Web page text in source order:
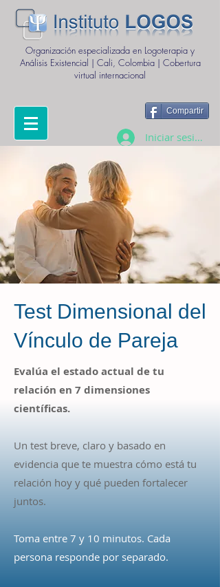
Organización especializada en Logoterapia y
Análisis Existencial | Cali, Colombia | Cobertura
virtual internacional
Compartir
Iniciar sesión
Test Dimensional del
Vínculo de Pareja
Evalúa el estado actual de tu
relación en 7 dimensiones
científicas.
Un test breve, claro y basado en
evidencia que te muestra cómo está tu
relación hoy y qué pueden fortalecer
juntos.
Toma entre 7 y 10 minutos. Cada
persona responde por separado.